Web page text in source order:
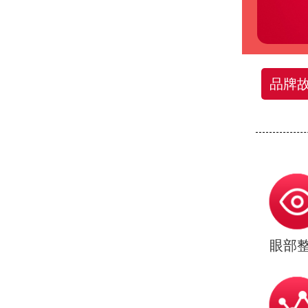
品牌
眼部